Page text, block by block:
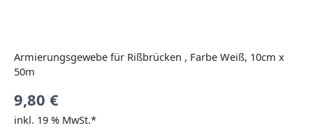
Armierungsgewebe für Rißbrücken , Farbe Weiß, 10cm x
50m
9,80 €
inkl. 19 % MwSt.*